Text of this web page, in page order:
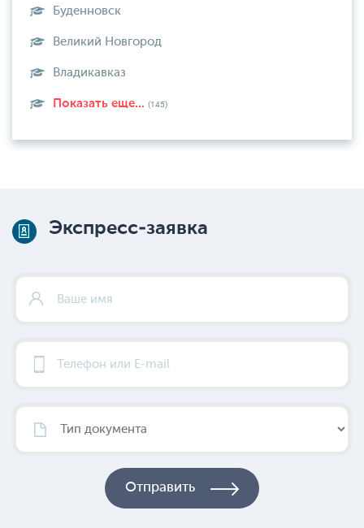
Буденновск
Великий Новгород
Владикавказ
Показать еще... (145)
Экспресс-заявка